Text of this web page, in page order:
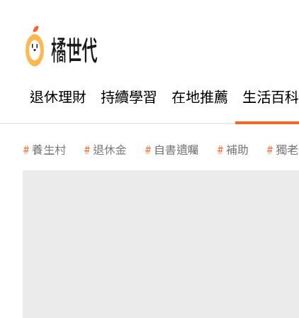
退休理財 持續學習 在地推薦 生活百科
養生村 退休金 自書遺囑 補助 獨老